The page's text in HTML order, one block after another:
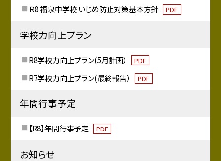
Ｒ8 福泉中学校 いじめ防止対策基本方針 PDF
学校力向上プラン
R8学校力向上プラン(5月計画） PDF
R7学校力向上プラン(最終報告） PDF
年間行事予定
【R8】年間行事予定 PDF
お知らせ